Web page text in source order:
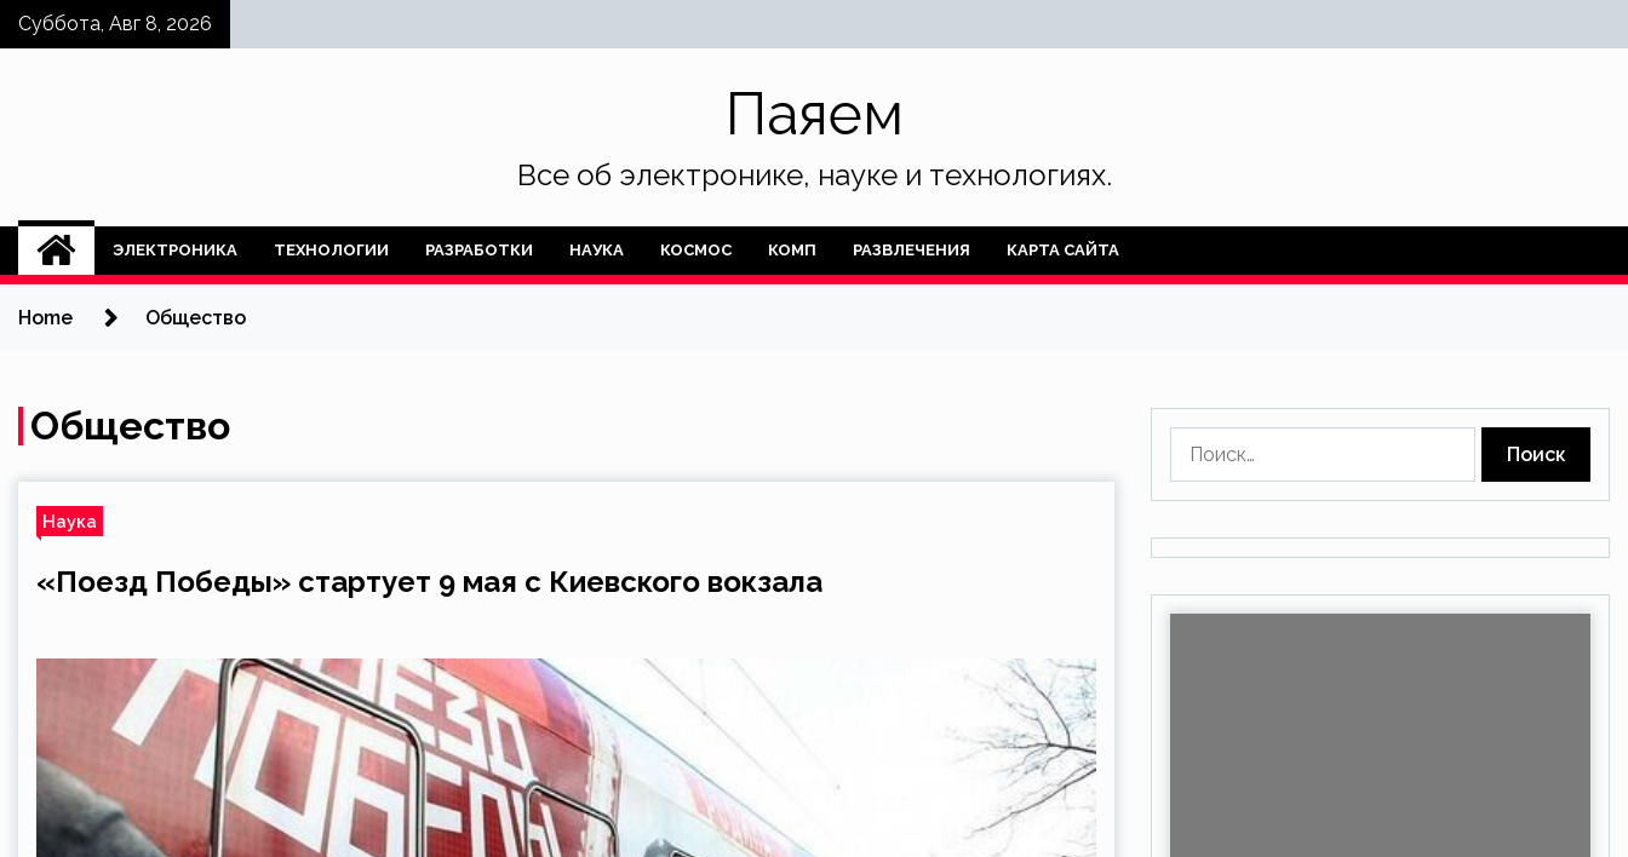
SkipСуббота, Авг 8, 2026
Паяем
Все об электронике, науке и технологиях.
ЭЛЕКТРОНИКА ТЕХНОЛОГИИ РАЗРАБОТКИ НАУКА КОСМОС КОМП РАЗВЛЕЧЕНИЯ КАРТА САЙТА
Home Общество
Общество
Наука
«Поезд Победы» стартует 9 мая с Киевского вокзала